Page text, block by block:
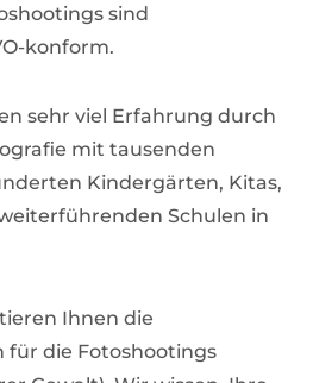
sind
konform.
sehr viel Erfahrung durch
mit tausenden
Kindergärten, Kitas,
Schulen in
Ihnen die
die Fotoshootings